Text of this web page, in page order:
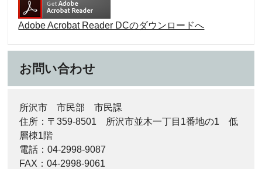
Adobe Acrobat Reader DCのダウンロードへ
お問い合わせ
所沢市 市民部 市民課
住所：〒359-8501 所沢市並木一丁目1番地の1 低
層棟1階
電話：04-2998-9087
FAX：04-2998-9061